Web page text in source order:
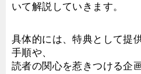
いて解説していきます。
具体的には、特典として提
手順や、
読者の関心を惹きつける企